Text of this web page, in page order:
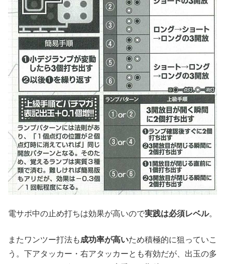
電サポ中の止め打ちは効果が高いので実践は必須レベル。
またワンツー打法も成功率が高いため積極的に狙っていこ
う。下アタッカー・右アタッカーとも有効だが、出玉の多